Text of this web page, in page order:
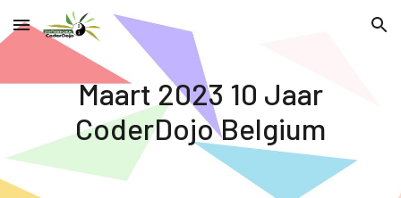
Skip to main content Skip to navigation
Maart 2023 10 Jaar
CoderDojo Belgium